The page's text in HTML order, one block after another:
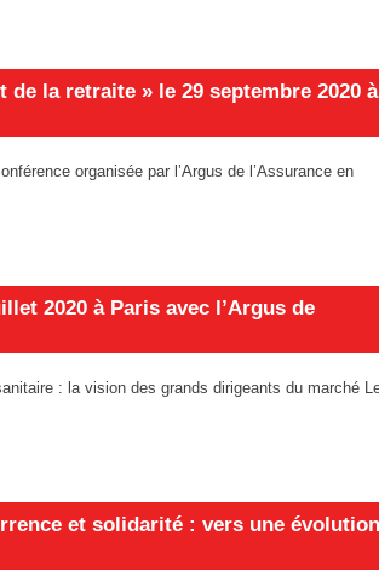
la retraite » le 29 septembre 2020 à
organisée par l’Argus de l’Assurance en
2020 à Paris avec l’Argus de
: la vision des grands dirigeants du marché
et solidarité : vers une évolution